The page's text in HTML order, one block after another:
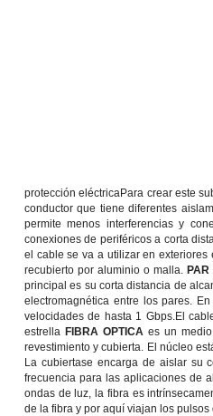
protección eléctricaPara crear este
conductor que tiene diferentes
permite menos interferencias y
conexiones de periféricos a corta
el cable se va a utilizar en
recubierto por aluminio o malla. PAR
principal es su corta distancia de
electromagnética entre los pares.
velocidades de hasta 1 Gbps.El
estrella FIBRA OPTICAes un
revestimiento y cubierta. El núcleo
La cubiertase encarga de aislar su
frecuencia para las aplicaciones de
ondas de luz, la fibra es
de la fibra y por aquí viajan los pulsos